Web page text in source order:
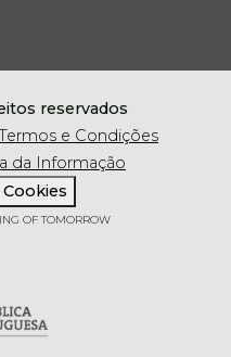
reservados
e Condições
da Informação
OF TOMORROW